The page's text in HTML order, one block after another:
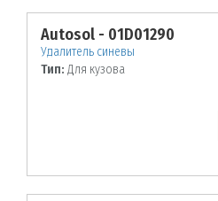
Autosol - 01D01290
Удалитель синевы
Тип: Для кузова